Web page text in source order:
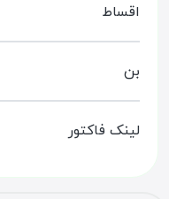
اقساط
بن
لینک فاکتور